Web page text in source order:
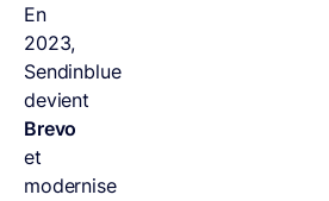
En
2023,
Sendinblue
devient
Brevo
et
modernise